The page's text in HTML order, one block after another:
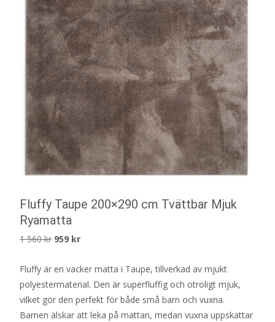
Fluffy Taupe 200×290 cm Tvättbar Mjuk
Ryamatta
1 560kr Det
priset
var:
1
560 kr.
959 krDet
priset
är:
959 kr.
Fluffy är en vacker matta i Taupe, tillverkad av mjukt
polyestermaterial. Den är superfluffig och otroligt mjuk,
vilket gör den perfekt för både små barn och vuxna.
Barnen älskar att leka på mattan, medan vuxna uppskattar